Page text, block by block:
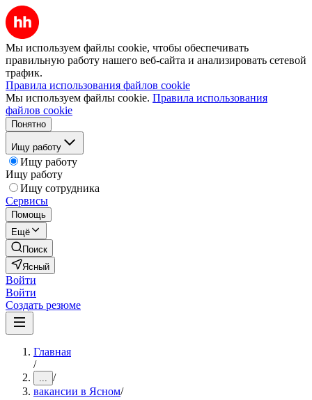
Мы используем файлы cookie, чтобы обеспечивать
правильную работу нашего веб-сайта и анализировать сетевой
трафик.
Правила использования файлов cookie
Мы используем файлы cookie. Правила использования
файлов cookie
Понятно
Ищу работу
Ищу работу
Ищу работу
Ищу сотрудника
Сервисы
Помощь
Ещё
Поиск
Ясный
Войти
Войти
Создать резюме
Главная
/
... /
вакансии в Ясном/